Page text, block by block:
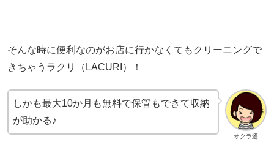
そんな時に便利なのがお店に行かなくてもクリーニングで
きちゃうラクリ（LACURI）！
オクラ遥
しかも最大10か月も無料で保管もできて収納
が助かる♪